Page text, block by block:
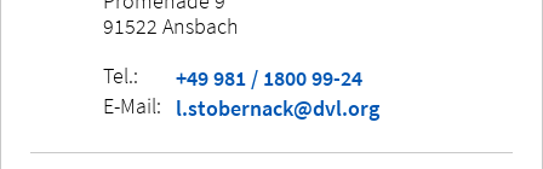
91522 Ansbach
Tel.:
+49 981 / 1800 99-24
E-Mail:
l.stobernack@dvl.org